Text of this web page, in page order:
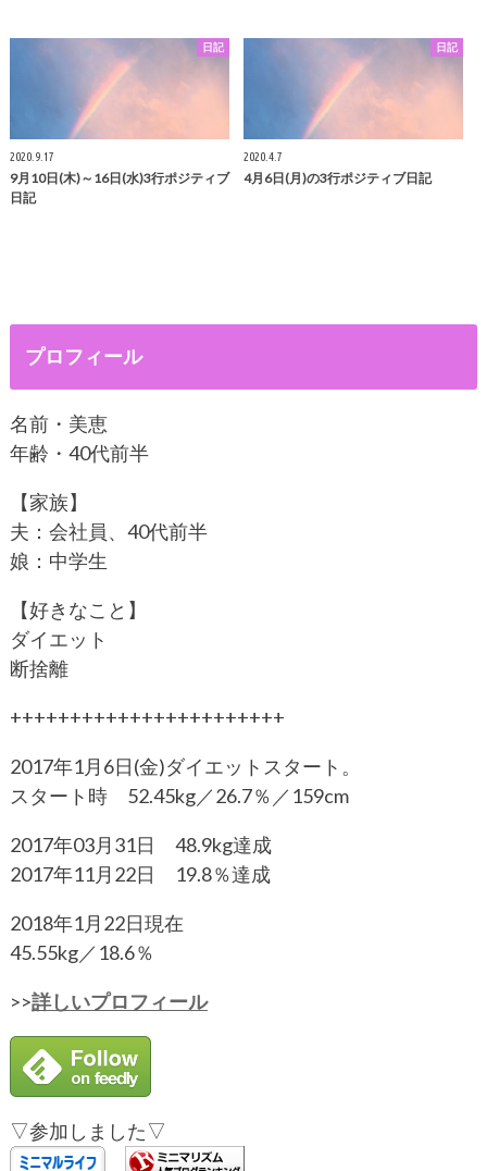
日記
2020.9.17
9月10日(木)～16日(水)3行ポジティブ
日記
日記
2020.4.7
4月6日(月)の3行ポジティブ日記
プロフィール
名前・美恵
年齢・40代前半
【家族】
夫：会社員、40代前半
娘：中学生
【好きなこと】
ダイエット
断捨離
+++++++++++++++++++++++
2017年1月6日(金)ダイエットスタート。
スタート時 52.45kg／26.7％／159cm
2017年03月31日 48.9kg達成
2017年11月22日 19.8％達成
2018年1月22日現在
45.55kg／18.6％
>>詳しいプロフィール
▽参加しました▽